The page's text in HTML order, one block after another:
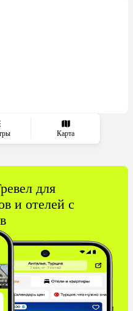
Карта
для
и отелей с